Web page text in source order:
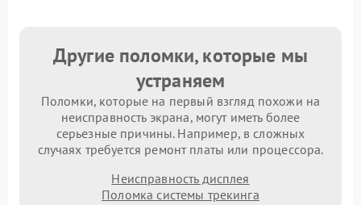
Другие поломки, которые мы
устраняем
Поломки, которые на первый взгляд похожи на
неисправность экрана, могут иметь более
серьезные причины. Например, в сложных
случаях требуется ремонт платы или процессора.
Неисправность дисплея
Поломка системы трекинга